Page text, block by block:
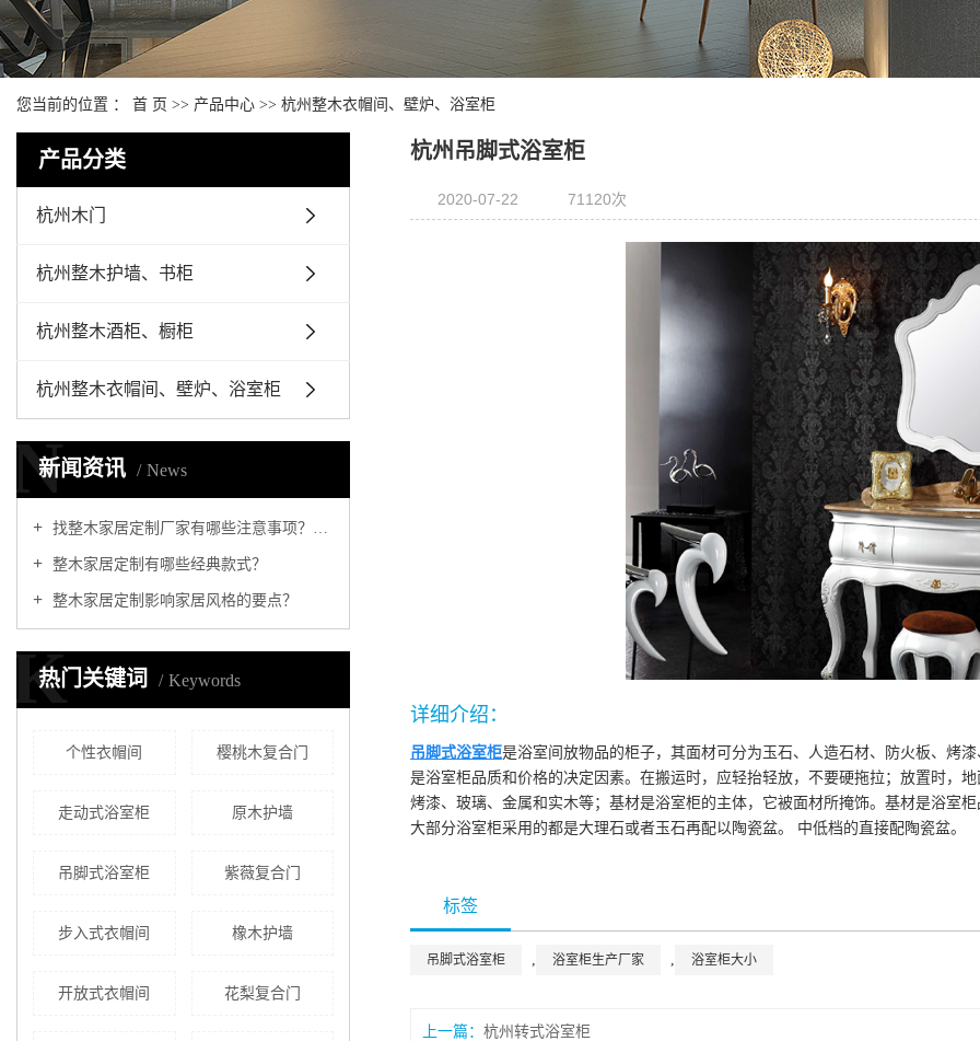
您当前的位置 ： 首 页 >> 产品中心 >> 杭州整木衣帽间、壁炉、浴室柜
产品分类
杭州木门
杭州整木护墙、书柜
杭州整木酒柜、橱柜
杭州整木衣帽间、壁炉、浴室柜
新闻资讯 News
N
找整木家居定制厂家有哪些注意事项？怎样挑选适合的
整木家居定制有哪些经典款式？
整木家居定制影响家居风格的要点？
热门关键词 Keywords
K
个性衣帽间 樱桃木复合门
走动式浴室柜 原木护墙
吊脚式浴室柜 紫薇复合门
步入式衣帽间 橡木护墙
开放式衣帽间 花梨复合门
杭州吊脚式浴室柜
2020-07-22 71120次
详细介绍：
吊脚式浴室柜是浴室间放物品的柜子，其面材可分为玉石、人造石材、防火板、烤
是浴室柜品质和价格的决定因素。在搬运时，应轻抬轻放，不要硬拖拉；放置时，
烤漆、玻璃、金属和实木等；基材是浴室柜的主体，它被面材所掩饰。基材是浴室
大部分浴室柜采用的都是大理石或者玉石再配以陶瓷盆。 中低档的直接配陶瓷盆。
标签
吊脚式浴室柜 , 浴室柜生产厂家 , 浴室柜大小
上一篇： 杭州转式浴室柜